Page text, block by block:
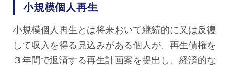
小規模個人再生
小規模個人再生とは将来おいて継続的に又は反復
して収入を得る見込みがある個人が、再生債権を
３年間で返済する再生計画案を提出し、経済的な